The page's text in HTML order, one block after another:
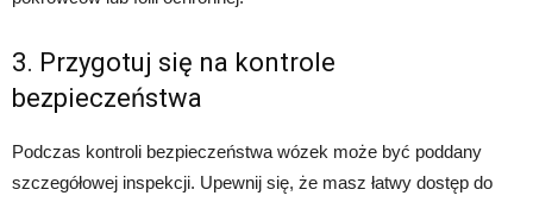
3. Przygotuj się na kontrole
bezpieczeństwa
Podczas kontroli bezpieczeństwa wózek może być poddany
szczegółowej inspekcji. Upewnij się, że masz łatwy dostęp do